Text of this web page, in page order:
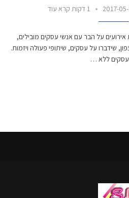
2017- 1 דקות קרא עוד
אירועים על הבר עם אנשי עסקים מובילים,
שידברו על עסקים, שיתופי פעולה ויזמות.
ללא …